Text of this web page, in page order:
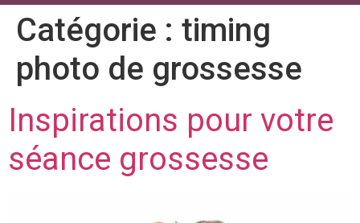
Catégorie : timing
photo de grossesse
Inspirations pour votre
séance grossesse